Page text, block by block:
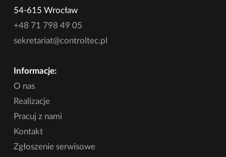
54-615 Wrocław
+48 71 798 49 05
sekretariat@controltec.pl
Informacje:
O nas
Realizacje
Pracuj z nami
Kontakt
Zgłoszenie serwisowe